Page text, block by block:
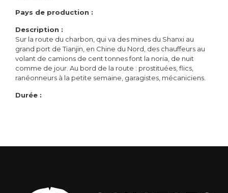
Pays de production :
Description :
Sur la route du charbon, qui va des mines du Shanxi au
grand port de Tianjin, en Chine du Nord, des chauffeurs au
volant de camions de cent tonnes font la noria, de nuit
comme de jour. Au bord de la route : prostituées, flics,
ranéonneurs à la petite semaine, garagistes, mécaniciens.
Durée :